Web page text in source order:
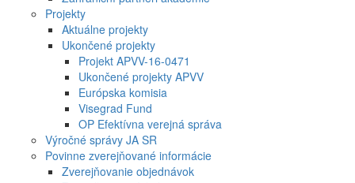
Projekty
Aktuálne projekty
Ukončené projekty
Projekt APVV-16-0471
Ukončené projekty APVV
Európska komisia
Visegrad Fund
OP Efektívna verejná správa
Výročné správy JA SR
Povinne zverejňované informácie
Zverejňovanie objednávok